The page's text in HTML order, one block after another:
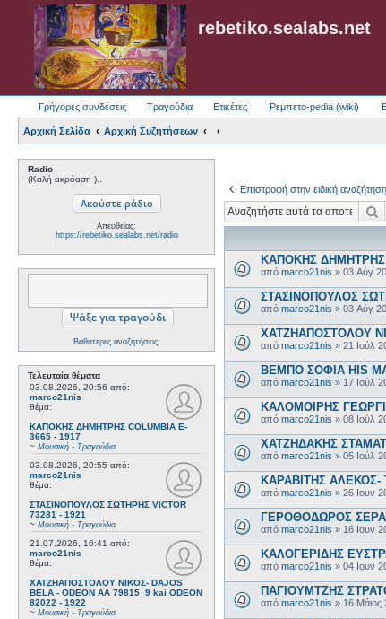
rebetiko.sealabs.net
Γρήγορες συνδέσεις Τραγούδια Ετικέτες Ρεμπετο-pedia (wiki)
Αρχική Σελίδα Αρχική Συζητήσεων
Radio
(Καλή ακρόαση )..
Απευθείας:
https://rebetiko.sealabs.net/radio
Βαθύτερες αναζητήσεις;
Τελευταία θέματα
03.08.2026, 20:56 από:
marco21nis
θέμα:
ΚΑΠΟΚΗΣ ΔΗΜΗΤΡΗΣ COLUMBIA E-
3665 - 1917
~ Μουσική - Τραγούδια
03.08.2026, 20:55 από:
marco21nis
θέμα:
ΣΤΑΣΙΝΟΠΟΥΛΟΣ ΣΩΤΗΡΗΣ VICTOR
73281 - 1921
~ Μουσική - Τραγούδια
21.07.2026, 16:41 από:
marco21nis
θέμα:
ΧΑΤΖΗΑΠΟΣΤΟΛΟΥ ΝΙΚΟΣ- DAJOS
BELA - ODEON AA 79815_9 kai ODEON
82022 - 1922
~ Μουσική - Τραγούδια
Επιστροφή στην ειδική αναζήτηση
ΚΑΠΟΚΗΣ ΔΗΜΗΤΡΗΣ
από marco21nis » 03 Αύγ
ΣΤΑΣΙΝΟΠΟΥΛΟΣ
από marco21nis » 03 Αύγ
ΧΑΤΖΗΑΠΟΣΤΟΛΟΥ
από marco21nis » 21 Ιούλ
ΒΕΜΠΟ ΣΟΦΙΑ HIS
από marco21nis » 17 Ιούλ
ΚΑΛΟΜΟΙΡΗΣ
από marco21nis » 08 Ιούλ
ΧΑΤΖΗΔΑΚΗΣ
από marco21nis » 05 Ιούλ
ΚΑΡΑΒΙΤΗΣ ΑΛΕΚΟΣ-
από marco21nis » 26 Ιουν
ΓΕΡΟΘΟΔΩΡΟΣ
από marco21nis » 16 Ιουν
ΚΑΛΟΓΕΡΙΔΗΣ
από marco21nis » 04 Ιουν
ΠΑΓΙΟΥΜΤΖΗΣ
από marco21nis » 16 Μάιος